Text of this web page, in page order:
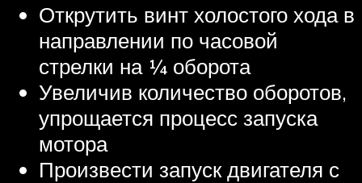
Открутить винт холостого хода в
направлении по часовой
стрелки на ¼ оборота
Увеличив количество оборотов,
упрощается процесс запуска
мотора
Произвести запуск двигателя с